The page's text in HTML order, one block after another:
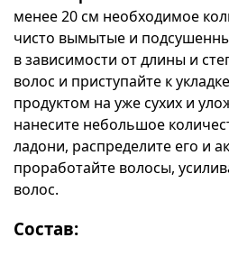
менее 20 см необходимое
чисто вымытые и
в зависимости от длины и
волос и приступайте к
продуктом на уже сухих и
нанесите небольшое
ладони, распределите его и
проработайте волосы,
волос.
Состав: